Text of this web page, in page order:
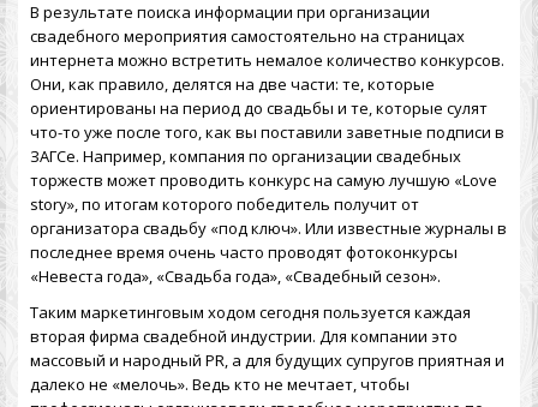
В результате поиска информации при организации
свадебного мероприятия самостоятельно на страницах
интернета можно встретить немалое количество конкурсов.
Они, как правило, делятся на две части: те, которые
ориентированы на период до свадьбы и те, которые сулят
что-то уже после того, как вы поставили заветные подписи в
ЗАГСе. Например, компания по организации свадебных
торжеств может проводить конкурс на самую лучшую «Love
story», по итогам которого победитель получит от
организатора свадьбу «под ключ». Или известные журналы в
последнее время очень часто проводят фотоконкурсы
«Невеста года», «Свадьба года», «Свадебный сезон».
Таким маркетинговым ходом сегодня пользуется каждая
вторая фирма свадебной индустрии. Для компании это
массовый и народный PR, а для будущих супругов приятная и
далеко не «мелочь». Ведь кто не мечтает, чтобы